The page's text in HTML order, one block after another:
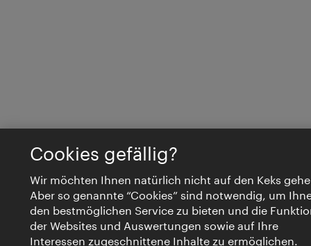
Cookies gefällig?
Wir möchten Ihnen natürlich nicht auf den Keks
Aber so genannte “Cookies” sind notwendig, um
den bestmöglichen Service zu bieten und die
der Websites und Auswertungen sowie auf Ihre
Interessen zugeschnittene Inhalte zu ermöglichen.